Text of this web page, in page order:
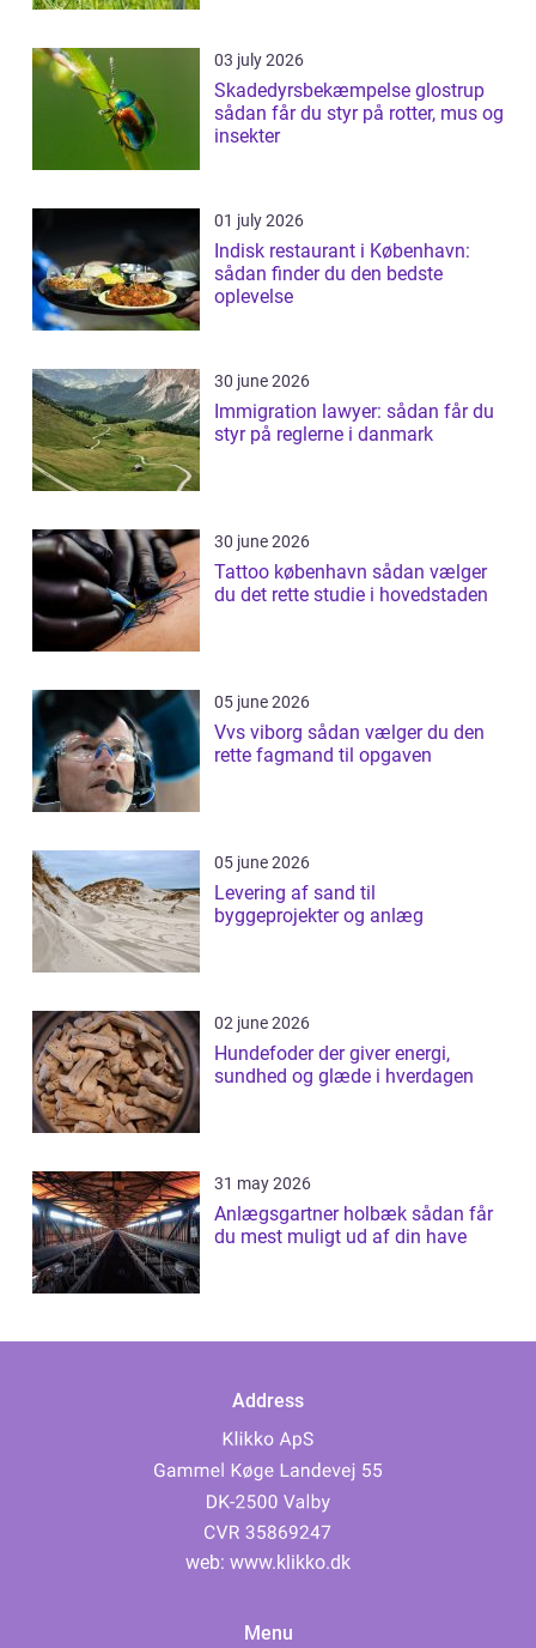
03 july 2026
Skadedyrsbekæmpelse glostrup
sådan får du styr på rotter, mus og
insekter
01 july 2026
Indisk restaurant i København:
sådan finder du den bedste
oplevelse
30 june 2026
Immigration lawyer: sådan får du
styr på reglerne i danmark
30 june 2026
Tattoo københavn sådan vælger
du det rette studie i hovedstaden
05 june 2026
Vvs viborg sådan vælger du den
rette fagmand til opgaven
05 june 2026
Levering af sand til
byggeprojekter og anlæg
02 june 2026
Hundefoder der giver energi,
sundhed og glæde i hverdagen
31 may 2026
Anlægsgartner holbæk sådan får
du mest muligt ud af din have
Address
web: www.klikko.dk
Menu